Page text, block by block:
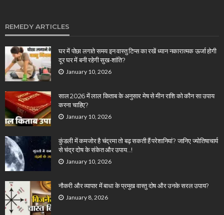
REMEDY ARTICLES
घर में पोछा लगाते समय इन वास्तु टिप्स का रखें ध्यान नकारात्मक ऊर्जा होगी
दूर घर में बनी रहेगी सुख-शांति?
January 10, 2026
साल 2026 में लाल किताब के अनुसार मेष से मीन राशि को कौन सा उपाय
करना चाहिए?
January 10, 2026
कुंडली में कमजोर है चंद्रमा तो बढ़ सकती हैं परेशानियां? जानिए ज्योतिषाचार्य
से चंद्र दोष के संकेत और उपाय…!
January 10, 2026
नौकरी और व्यापार में बाधा के प्रमुख वास्तु दोष और उनके सरल उपाय?
January 8, 2026